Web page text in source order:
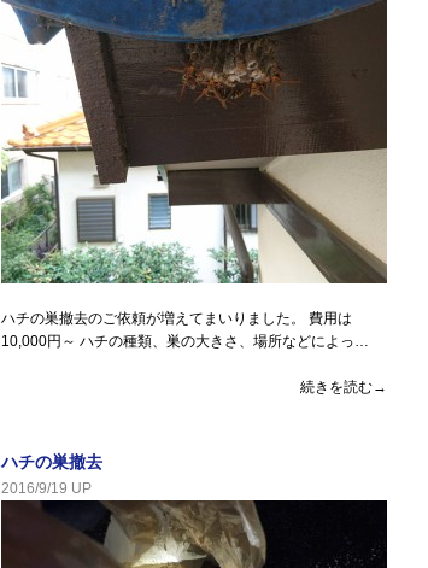
ハチの巣撤去のご依頼が増えてまいりました。 費用は
10,000円～ ハチの種類、巣の大きさ、場所などによっ…
続きを読む→
ハチの巣撤去
2016/9/19 UP